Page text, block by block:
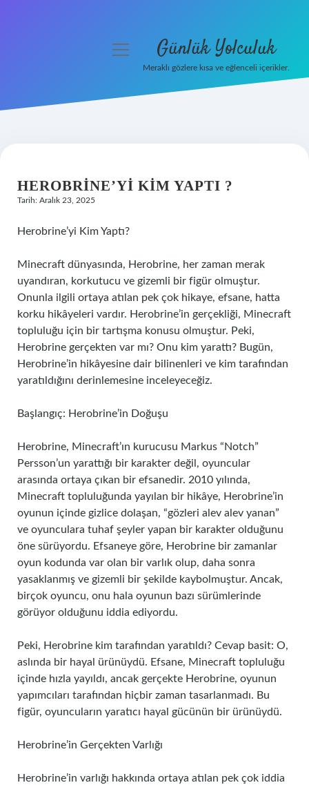
Hakkımızda
menüyü
Günlük Yolculuk
Meraklı gözlere kısa ve eğlenceli içerikler.
HEROBRINE’YI KIM YAPTI ?
Tarih: Aralık 23, 2025
Herobrine’yi Kim Yaptı?
Minecraft dünyasında, Herobrine, her zaman merak
uyandıran, korkutucu ve gizemli bir figür olmuştur.
Onunla ilgili ortaya atılan pek çok hikaye, efsane, hatta
korku hikâyeleri vardır. Herobrine’in gerçekliği, Minecraft
topluluğu için bir tartışma konusu olmuştur. Peki,
Herobrine gerçekten var mı? Onu kim yarattı? Bugün,
Herobrine’in hikâyesine dair bilinenleri ve kim tarafından
yaratıldığını derinlemesine inceleyeceğiz.
Başlangıç: Herobrine’in Doğuşu
Herobrine, Minecraft’ın kurucusu Markus “Notch”
Persson’un yarattığı bir karakter değil, oyuncular
arasında ortaya çıkan bir efsanedir. 2010 yılında,
Minecraft topluluğunda yayılan bir hikâye, Herobrine’in
oyunun içinde gizlice dolaşan, “gözleri alev alev yanan”
ve oyunculara tuhaf şeyler yapan bir karakter olduğunu
öne sürüyordu. Efsaneye göre, Herobrine bir zamanlar
oyun kodunda var olan bir varlık olup, daha sonra
yasaklanmış ve gizemli bir şekilde kaybolmuştur. Ancak,
birçok oyuncu, onu hala oyunun bazı sürümlerinde
görüyor olduğunu iddia ediyordu.
Peki, Herobrine kim tarafından yaratıldı? Cevap basit: O,
aslında bir hayal ürünüydü. Efsane, Minecraft topluluğu
içinde hızla yayıldı, ancak gerçekte Herobrine, oyunun
yapımcıları tarafından hiçbir zaman tasarlanmadı. Bu
figür, oyuncuların yaratıcı hayal gücünün bir ürünüydü.
Herobrine’in Gerçekten Varlığı
Herobrine’in varlığı hakkında ortaya atılan pek çok iddia